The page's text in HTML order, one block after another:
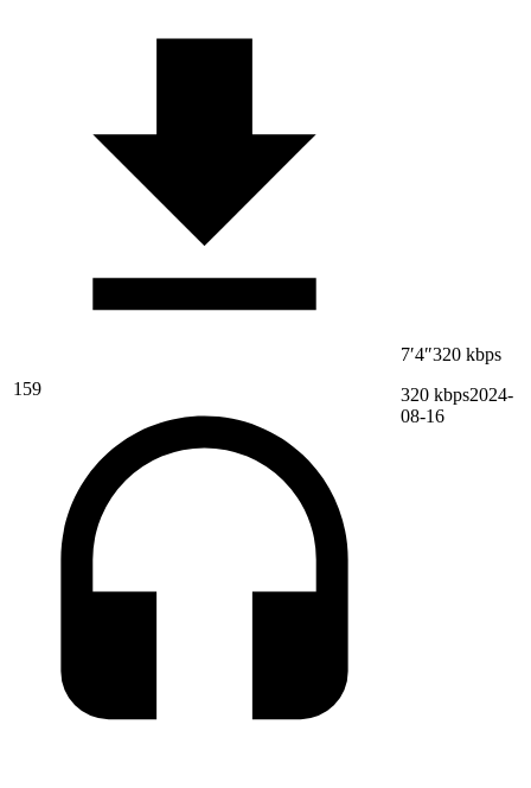
159
7′4″320 kbps
320 kbps2024-
08-16